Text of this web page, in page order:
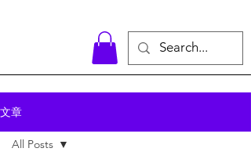
文章
All Posts